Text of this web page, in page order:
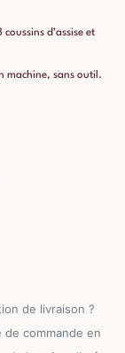
d’assise et
machine, sans outil.
de livraison ?
commande en